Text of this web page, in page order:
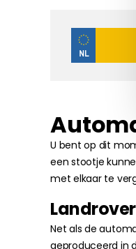
U bent op dit
een stootje
met elkaar te
Net als de
geproduceerd in